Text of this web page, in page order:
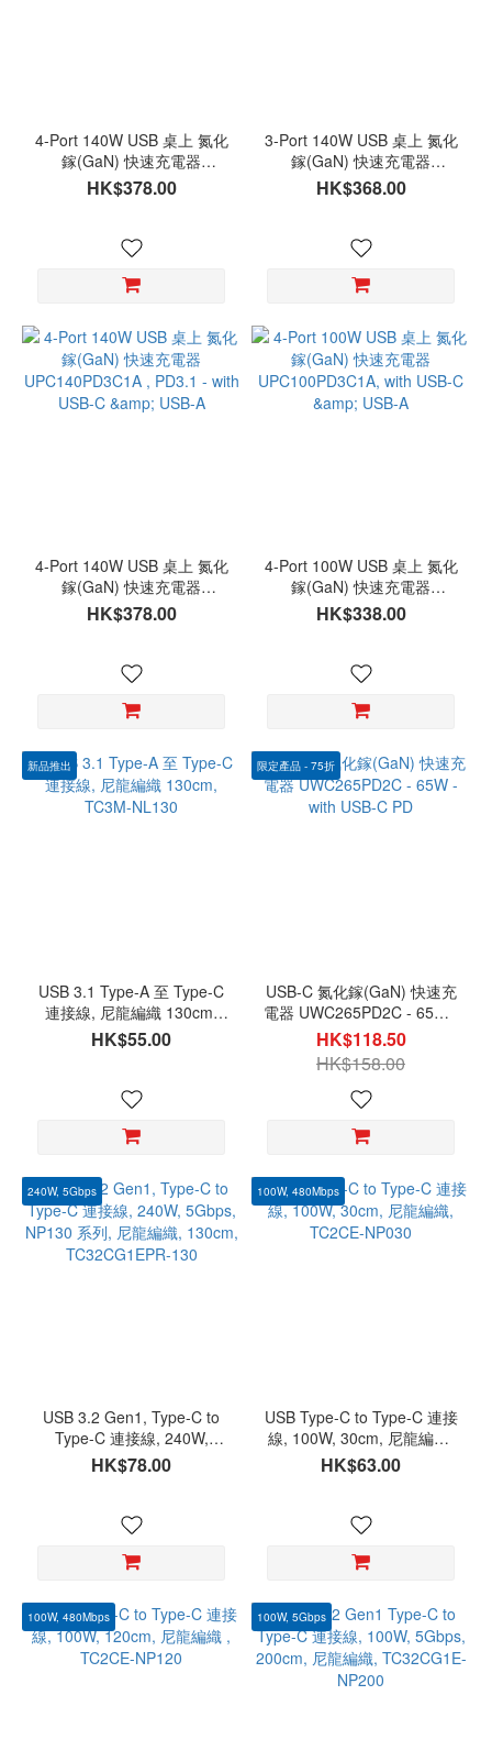
4-Port 140W USB 桌上 氮化
鎵(GaN) 快速充電器
UPC140PD2C2A, PD3.1 -
with USB-C & USB-A
HK$378.00
3-Port 140W USB 桌上 氮化
鎵(GaN) 快速充電器
UPC140PD3C , PD3.1 - with
USB-C & USB-A
HK$368.00
4-Port 140W USB 桌上 氮化
鎵(GaN) 快速充電器
UPC140PD3C1A , PD3.1 -
with USB-C & USB-A
HK$378.00
4-Port 100W USB 桌上 氮化
鎵(GaN) 快速充電器
UPC100PD3C1A, with USB-
C & USB-A
HK$338.00
新品推出
USB 3.1 Type-A 至 Type-C
連接線, 尼龍編織 130cm,
TC3M-NL130
HK$55.00
限定產品 - 75折
USB-C 氮化鎵(GaN) 快速充
電器 UWC265PD2C - 65W -
with USB-C PD
HK$118.50
HK$158.00
240W, 5Gbps
USB 3.2 Gen1, Type-C to
Type-C 連接線, 240W,
5Gbps, NP130 系列, 尼龍編
織, 130cm, TC32CG1EPR-
HK$78.00
100W, 480Mbps
USB Type-C to Type-C 連接
線, 100W, 30cm, 尼龍編織,
TC2CE-NP030
HK$63.00
100W, 480Mbps 100W, 5Gbps